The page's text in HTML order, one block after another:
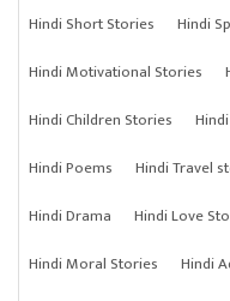
Hindi Short Stories Hindi
Hindi Motivational Stories
Hindi Children Stories
Hindi Poems
Hindi Travel
Hindi Drama
Hindi Love
Hindi Moral Stories
Hindi